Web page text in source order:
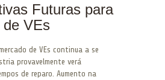
Futuras para
de VEs
de VEs continua a se
provavelmente verá
de reparo. Aumento na